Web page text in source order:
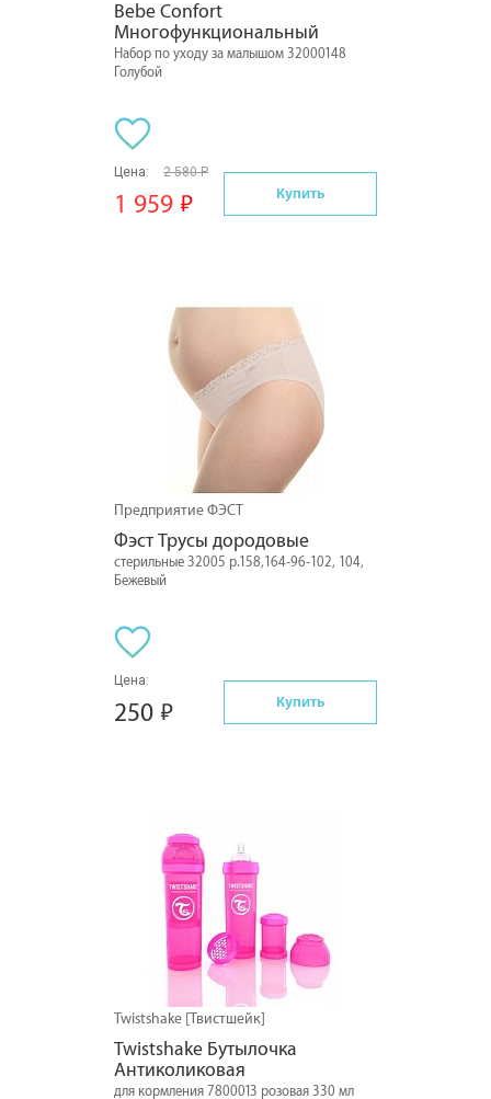
Bebe Confort
Многофункциональный
Набор по уходу за малышом 32000148
Голубой
Цена: 2 580 Р
1 959 Купить
Предприятие ФЭСТ
Фэст Трусы дородовые
стерильные 32005 р.158,164-96-102, 104,
Бежевый
Цена:
250 Купить
Twistshake [Твистшейк]
Twistshake Бутылочка
Антиколиковая
для кормления 7800013 розовая 330 мл